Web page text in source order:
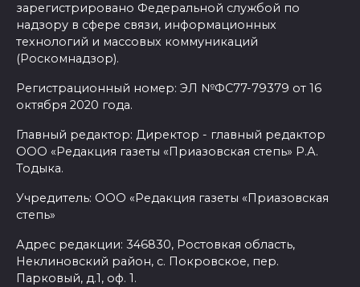
зарегистрировано Федеральной службой по
надзору в сфере связи, информационных
технологий и массовых коммуникаций
(Роскомнадзор).
Регистрационный номер: ЭЛ №ФС77-79379 от 16
октября 2020 года.
Главный редактор: Директор - главный редактор
ООО «Редакция газеты «Приазовская степь» Р.А.
Тодыка.
Учредитель: ООО «Редакция газеты «Приазовская
степь»
Адрес редакции: 346830, Ростовкая область,
Неклиновский район, с. Покровское, пер.
Парковый, д.1, оф. 1.